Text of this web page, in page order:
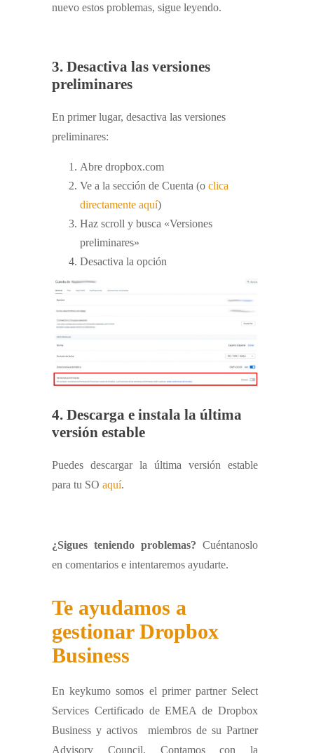
nuevo estos problemas, sigue leyendo.
3. Desactiva las versiones
preliminares
En primer lugar, desactiva las versiones
preliminares:
Abre dropbox.com
Ve a la sección de Cuenta (o clica
directamente aquí)
Haz scroll y busca «Versiones
preliminares»
Desactiva la opción
4. Descarga e instala la última
versión estable
Puedes descargar la última versión estable
para tu SO aquí.
¿Sigues teniendo problemas? Cuéntanoslo
en comentarios e intentaremos ayudarte.
Te ayudamos a
gestionar Dropbox
Business
En keykumo somos el primer partner Select
Services Certificado de EMEA de Dropbox
Business y activos miembros de su Partner
Advisory Council. Contamos con la